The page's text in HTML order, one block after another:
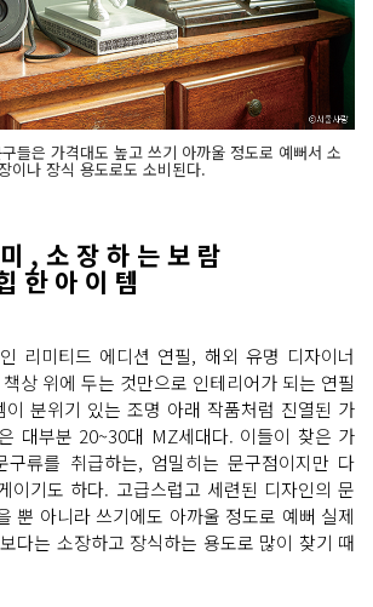
들은 가격대도 높고 쓰기 아까울 정도로 예뻐서 소
이나 장식 용도로도 소비된다.
, 소 장 하 는 보 람
한 아 이 템
리미티드 에디션 연필, 해외 유명 디자이너
상 위에 두는 것만으로 인테리어가 되는 연필
이 분위기 있는 조명 아래 작품처럼 진열된 가
대부분 20~30대 MZ세대다. 이들이 찾은 가
류를 취급하는, 엄밀히는 문구점이지만 다
이기도 하다. 고급스럽고 세련된 디자인의 문
뿐 아니라 쓰기에도 아까울 정도로 예뻐 실제
다는 소장하고 장식하는 용도로 많이 찾기 때